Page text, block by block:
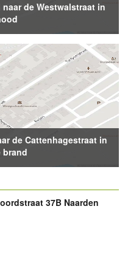
de Westwalstraat in
de Cattenhagestraat in
brand
37B Naarden